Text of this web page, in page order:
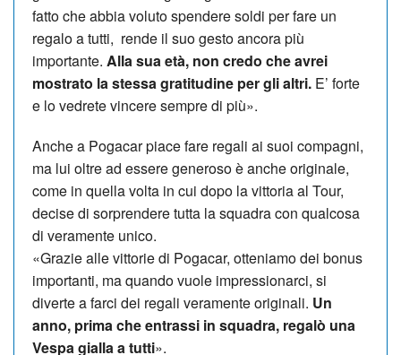
fatto che abbia voluto spendere soldi per fare un
regalo a tutti, rende il suo gesto ancora più
importante. Alla sua età, non credo che avrei
mostrato la stessa gratitudine per gli altri. E’ forte
e lo vedrete vincere sempre di più».
Anche a Pogacar piace fare regali ai suoi compagni,
ma lui oltre ad essere generoso è anche originale,
come in quella volta in cui dopo la vittoria al Tour,
decise di sorprendere tutta la squadra con qualcosa
di veramente unico.
«Grazie alle vittorie di Pogacar, otteniamo dei bonus
importanti, ma quando vuole impressionarci, si
diverte a farci dei regali veramente originali. Un
anno, prima che entrassi in squadra, regalò una
Vespa gialla a tutti».